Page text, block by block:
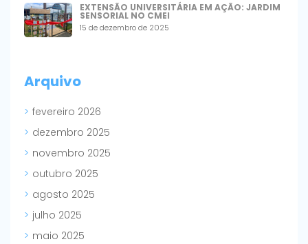
EXTENSÃO UNIVERSITÁRIA EM AÇÃO: JARDIM
SENSORIAL NO CMEI
15 de dezembro de 2025
Arquivo
fevereiro 2026
dezembro 2025
novembro 2025
outubro 2025
agosto 2025
julho 2025
maio 2025